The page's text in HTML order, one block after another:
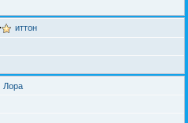
иттон
Лора